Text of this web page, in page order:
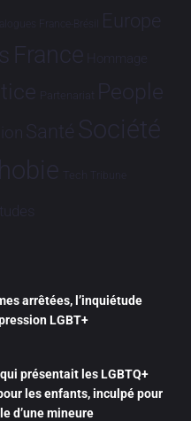
France-Brésil Europe
France Hommage
Partenariat People
Santé Société
Tech Tribune
arrêtées, l’inquiétude
LGBT+
présentait les LGBTQ+
les enfants, inculpé pour
d’une mineure